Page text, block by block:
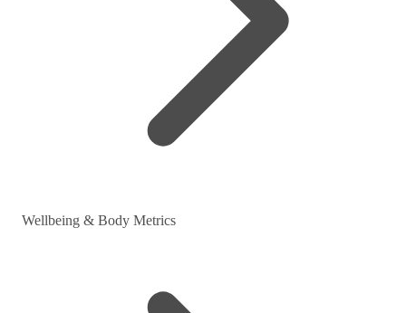
Wellbeing & Body Metrics